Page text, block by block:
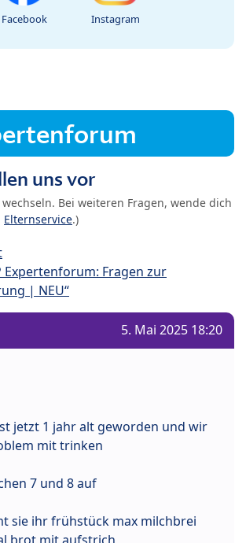
Facebook Instagram
uns vor
wechseln. Bei weiteren Fragen, wende dich
Elternservice.)
Expertenforum: Fragen zur
| NEU“
5. Mai 2025 18:20
jetzt 1 jahr alt geworden und wir
mit trinken
7 und 8 auf
sie ihr frühstück max milchbrei